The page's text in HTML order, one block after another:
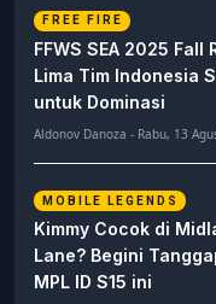
FREE FIRE
FFWS SEA 2025 Fall
Lima Tim Indonesia
untuk Dominasi
Aldonov Danoza - Rabu, 13
MOBILE LEGENDS
Kimmy Cocok di
Lane? Begini
MPL ID S15 ini